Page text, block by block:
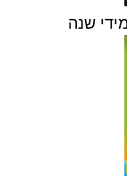
שנה